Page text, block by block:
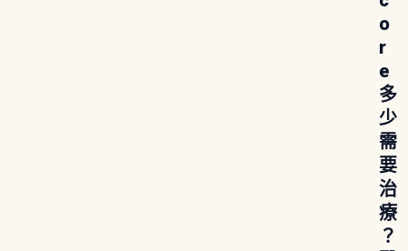
o
r
e
多
少
需
要
治
療
？